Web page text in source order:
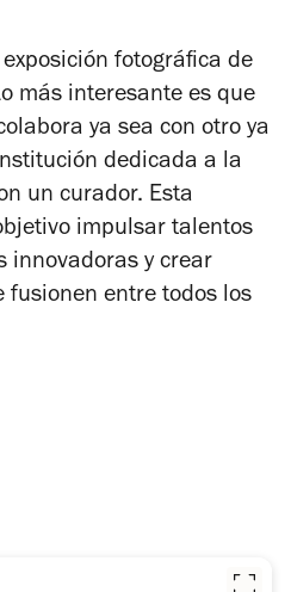
fotográfica de
más interesante es que
ya sea con otro ya
dedicada a la
un curador. Esta
impulsar talentos
innovadoras y crear
fusionen entre todos los